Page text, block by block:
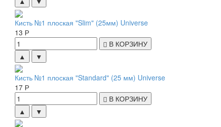
Кисть №1 плоская "Slim" (25мм) Universe
13 Р
В КОРЗИНУ
▲
▼
Кисть №1 плоская "Standard" (25 мм) Universe
17 Р
В КОРЗИНУ
▲
▼